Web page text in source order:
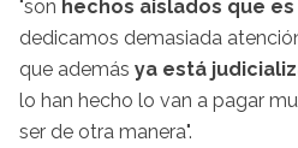
"son hechos aislados que
dedicamos demasiada
que además ya está
lo han hecho lo van a pagar
ser de otra manera".